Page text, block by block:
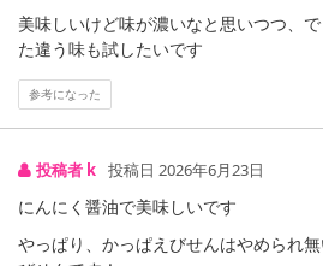
合がございます。
あらかじめご了承いただいた上でお申込
【お支払いについて】
※d払い、PayPay、au PAY、au PAY(au
クまとめて支払い、楽天ペイ、メルペイ
yでお支払いの場合、決済のため外部サ
美味しいけど味が濃いなと思いつつ、
た違う味も試したいです
参考になった
投稿者 k 投稿日 2026年6月23日
にんにく醤油で美味しいです
やっぱり、かっぱえびせんはやめられ